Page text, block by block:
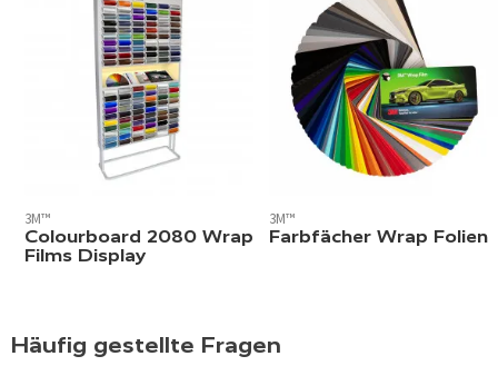
3M™
Colourboard 2080 Wrap
Films Display
3M™
Farbfächer Wrap Folien
Häufig gestellte Fragen